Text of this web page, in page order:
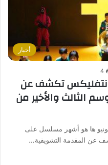
أخبار
4
نتفليكس تكشف عن
الثالث والأخير من
حصريًا على نتفليكس في 27 يونيو ها هو أشهر مسلسل على
عن المقدمة التشويقية…